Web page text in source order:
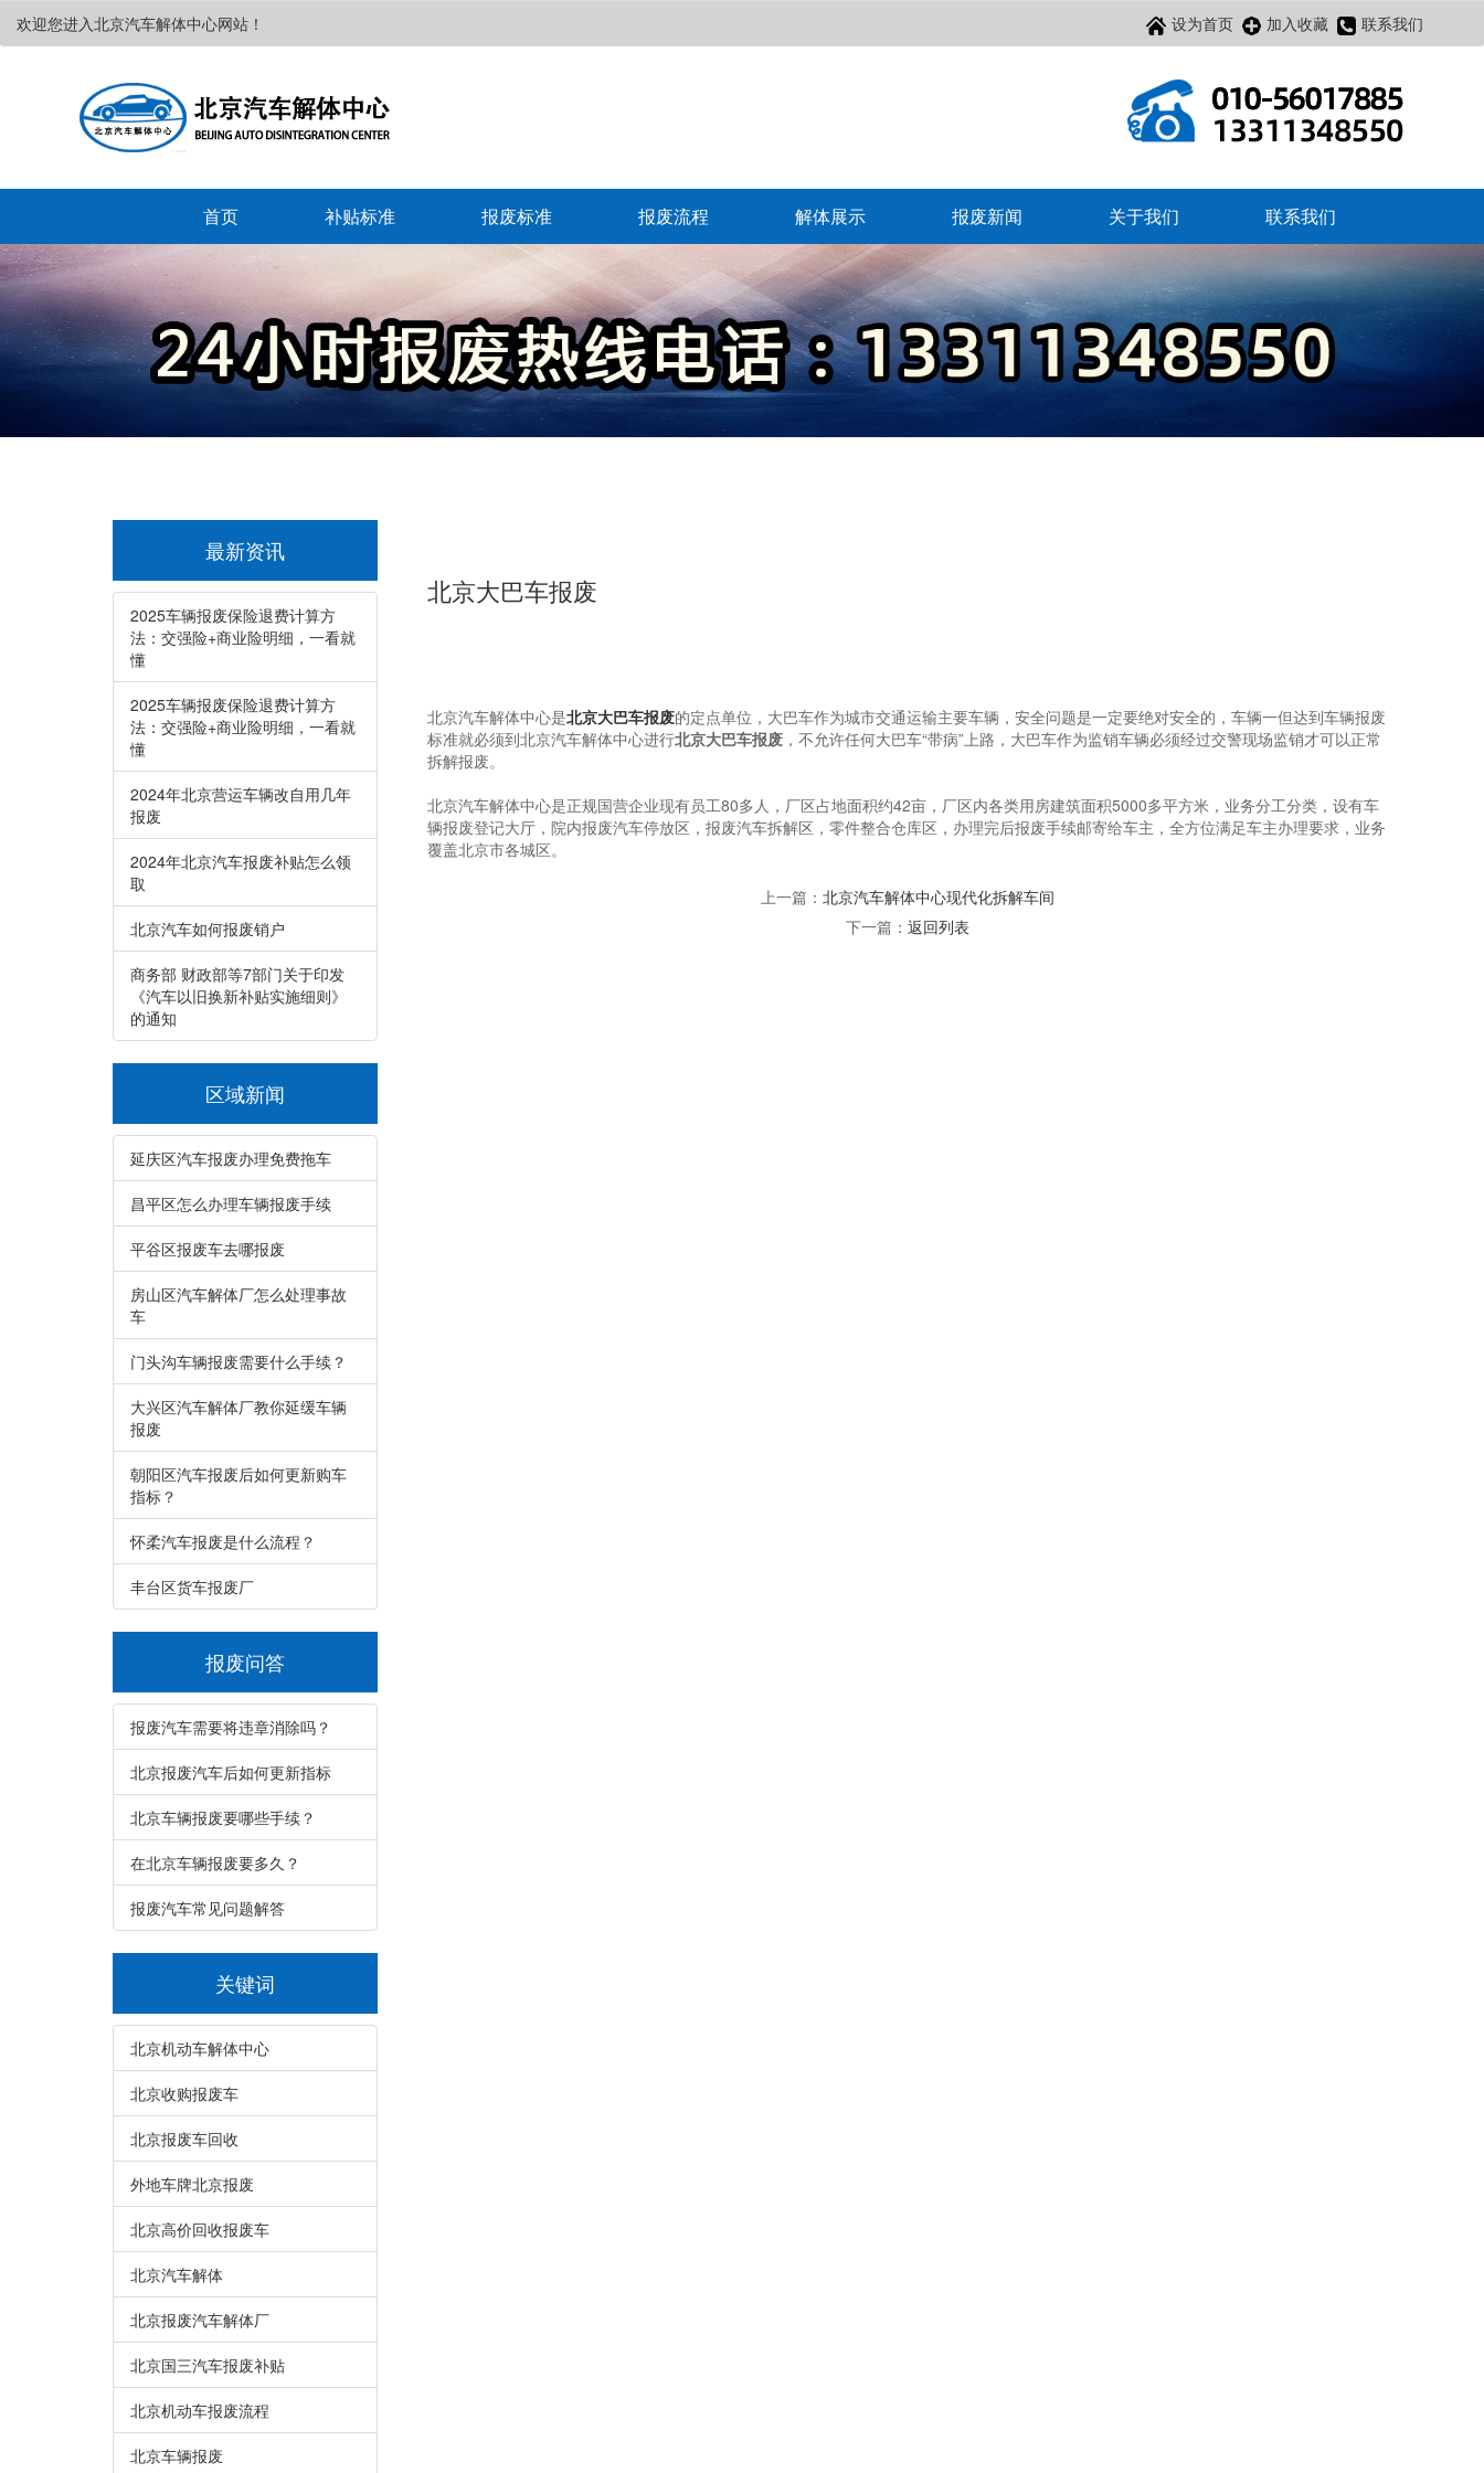
欢迎您进入北京汽车解体中心网站！ 设为首页 加入收藏 联系我们
首页 补贴标准 报废标准 报废流程 解体展示 报废新闻 关于我们 联系我们
最新资讯
2025车辆报废保险退费计算方
法：交强险+商业险明细，一看就
懂
2025车辆报废保险退费计算方
法：交强险+商业险明细，一看就
懂
2024年北京营运车辆改自用几年
报废
2024年北京汽车报废补贴怎么领
取
北京汽车如何报废销户
商务部 财政部等7部门关于印发
《汽车以旧换新补贴实施细则》
的通知
区域新闻
延庆区汽车报废办理免费拖车
昌平区怎么办理车辆报废手续
平谷区报废车去哪报废
房山区汽车解体厂怎么处理事故
车
门头沟车辆报废需要什么手续？
大兴区汽车解体厂教你延缓车辆
报废
朝阳区汽车报废后如何更新购车
指标？
怀柔汽车报废是什么流程？
丰台区货车报废厂
报废问答
报废汽车需要将违章消除吗？
北京报废汽车后如何更新指标
北京车辆报废要哪些手续？
在北京车辆报废要多久？
报废汽车常见问题解答
关键词
北京机动车解体中心
北京收购报废车
北京报废车回收
外地车牌北京报废
北京高价回收报废车
北京汽车解体
北京报废汽车解体厂
北京国三汽车报废补贴
北京机动车报废流程
北京车辆报废
北京大巴车报废
北京汽车解体中心是北京大巴车报废的定点单位，大巴车作为城市交通运输主要车辆，安全问题是一定要绝对安全的，车辆一但达到车辆报废
标准就必须到北京汽车解体中心进行北京大巴车报废 ，不允许任何大巴车“带病”上路，大巴车作为监销车辆必须经过交警现场监销才可以正常
拆解报废。
北京汽车解体中心是正规国营企业现有员工80多人，厂区占地面积约42亩，厂区内各类用房建筑面积5000多平方米，业务分工分类，设有车
辆报废登记大厅，院内报废汽车停放区，报废汽车拆解区，零件整合仓库区，办理完后报废手续邮寄给车主，全方位满足车主办理要求，业务
覆盖北京市各城区。
上一篇： 北京汽车解体中心现代化拆解车间
下一篇： 返回列表